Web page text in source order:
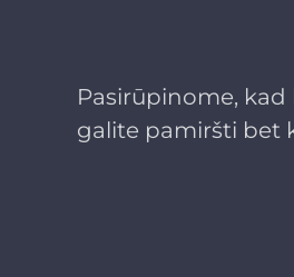
Pasirūpinome,
galite pamiršti bet